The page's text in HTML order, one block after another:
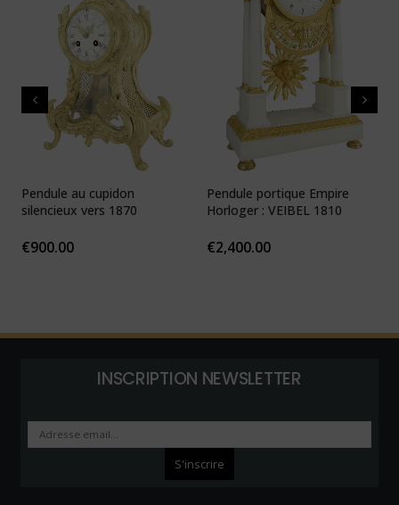
Pendule au cupidon
silencieux vers 1870
€900.00
Pendule portique Empire
Horloger : VEIBEL 1810
€2,400.00
INSCRIPTION NEWSLETTER